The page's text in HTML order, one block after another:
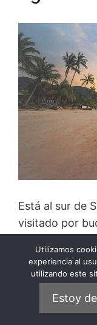
Está al sur de
visitado por
De hecho,
empresas
esta playa o
Utilizamos
experiencia al
utilizando este
Estoy